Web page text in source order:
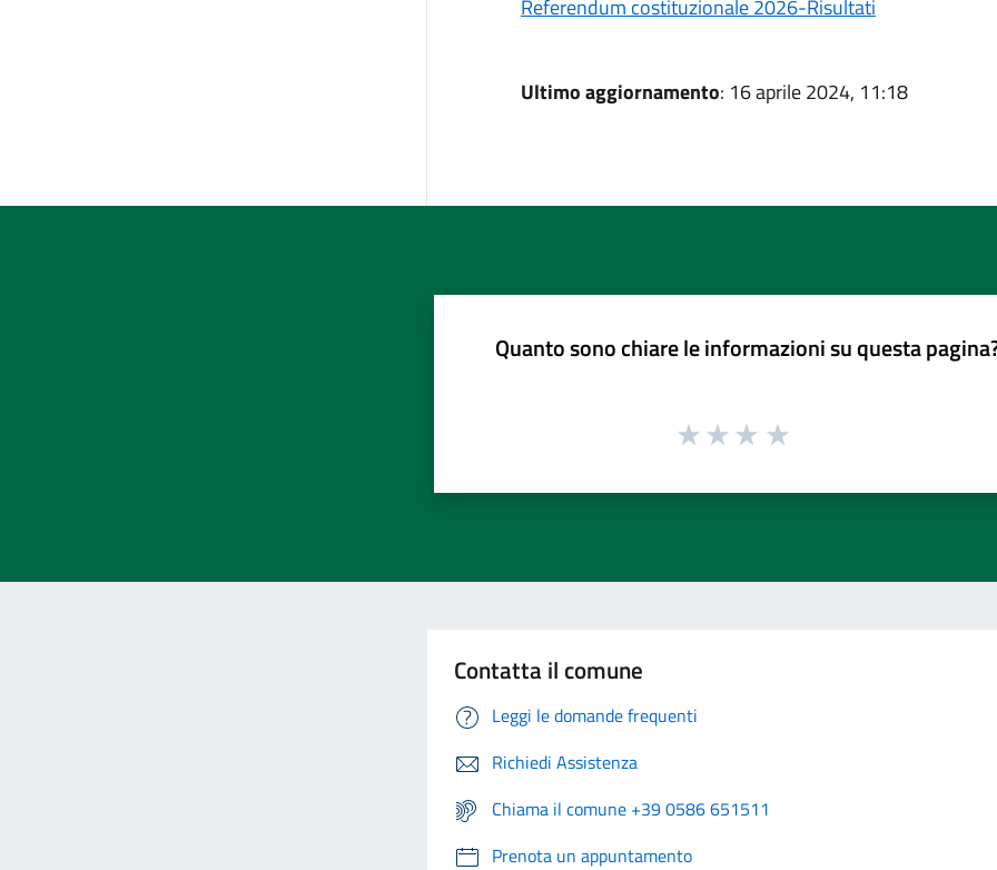
Referendum costituzionale 2026-Risultati
Ultimo aggiornamento: 16 aprile 2024, 11:18
Quanto sono chiare le informazioni su questa
Contatta il comune
Leggi le domande frequenti
Richiedi Assistenza
Chiama il comune +39 0586 651511
Prenota un appuntamento